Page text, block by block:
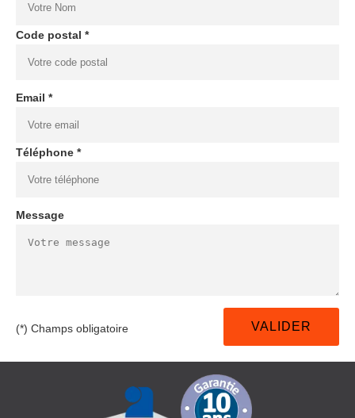
Code postal *
Email *
Téléphone *
Message
(*) Champs obligatoire